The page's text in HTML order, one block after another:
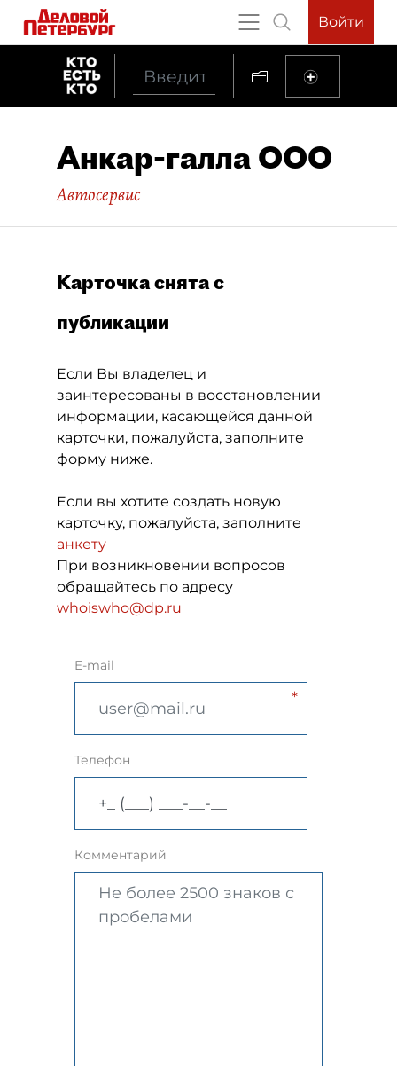
Войти
Анкар-галла ООО
Автосервис
Карточка снята с
публикации
Если Вы владелец и
заинтересованы в восстановлении
информации, касающейся данной
карточки, пожалуйста, заполните
форму ниже.
Если вы хотите создать новую
карточку, пожалуйста, заполните
анкету
При возникновении вопросов
обращайтесь по адресу
whoiswho@dp.ru
E-mail
Телефон
Комментарий